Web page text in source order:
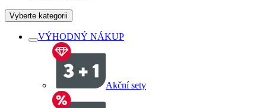
Vyberte kategorii
VÝHODNÝ NÁKUP
Akční sety